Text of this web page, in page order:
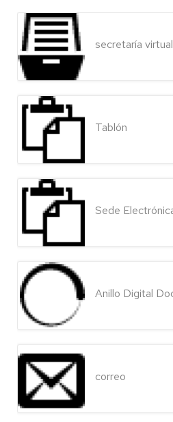
secretaría virtual
Tablón
Sede
Anillo Digital
correo